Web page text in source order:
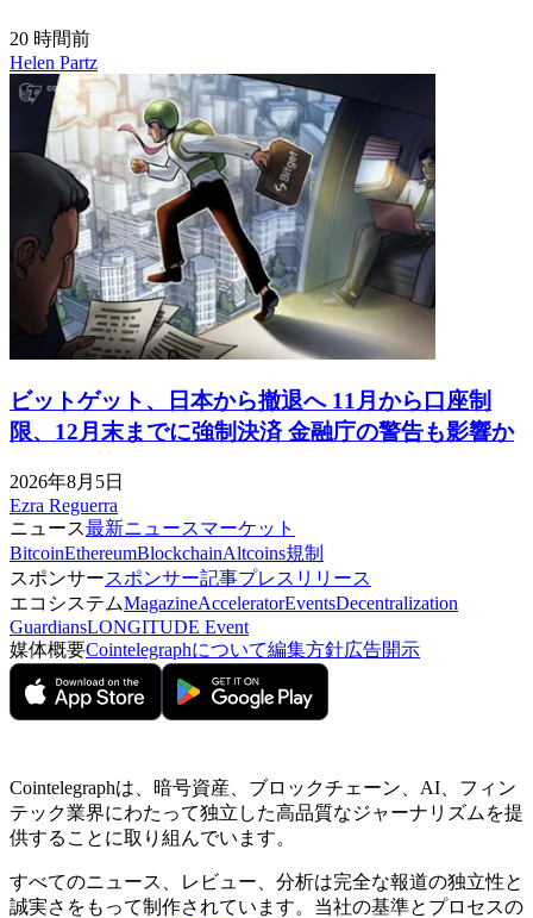
20 時間前
Helen Partz
ビットゲット、日本から撤退へ 11月から口座制
限、12月末までに強制決済 金融庁の警告も影響か
2026年8月5日
Ezra Reguerra
ニュース最新ニュースマーケット
BitcoinEthereumBlockchainAltcoins規制
スポンサースポンサー記事プレスリリース
エコシステムMagazineAcceleratorEventsDecentralization
GuardiansLONGITUDE Event
媒体概要Cointelegraphについて編集方針広告開示
Cointelegraphは、暗号資産、ブロックチェーン、AI、フィン
テック業界にわたって独立した高品質なジャーナリズムを提
供することに取り組んでいます。
すべてのニュース、レビュー、分析は完全な報道の独立性と
誠実さをもって制作されています。当社の基準とプロセスの